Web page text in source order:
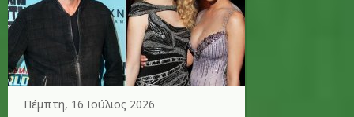
Πέμπτη, 16 Ιούλιος 2026